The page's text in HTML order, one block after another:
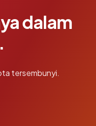
dalam
tersembunyi.